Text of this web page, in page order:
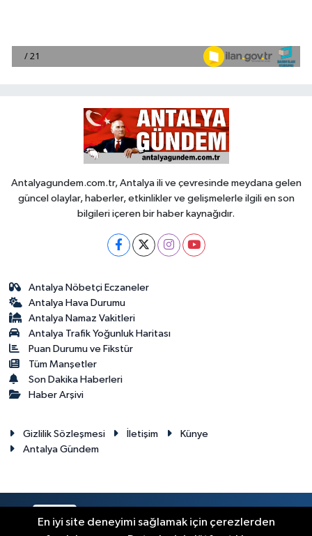
Antalyagundem.com.tr, Antalya ili ve çevresinde meydana gelen
güncel olaylar, haberler, etkinlikler ve gelişmelerle ilgili en son
bilgileri içeren bir haber kaynağıdır.
Antalya Nöbetçi Eczaneler
Antalya Hava Durumu
Antalya Namaz Vakitleri
Antalya Trafik Yoğunluk Haritası
Puan Durumu ve Fikstür
Tüm Manşetler
Son Dakika Haberleri
Haber Arşivi
Gizlilik Sözleşmesi İletişim
Künye
Antalya Gündem
En iyi site deneyimi sağlamak için çerezlerden